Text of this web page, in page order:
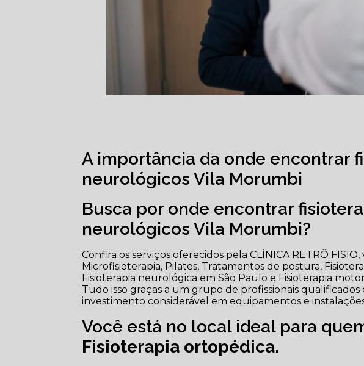
A importância da onde encontrar
neurológicos Vila Morumbi
Busca por onde encontrar
neurológicos Vila Morumbi?
Confira os serviços oferecidos pela CLÍNICA RETRÔ
Microfisioterapia, Pilates, Tratamentos de postura,
Fisioterapia neurológica em São Paulo e Fisioterapia
Tudo isso graças a um grupo de profissionais
investimento considerável em equipamentos e
Você está no local ideal para
Fisioterapia ortopédica.